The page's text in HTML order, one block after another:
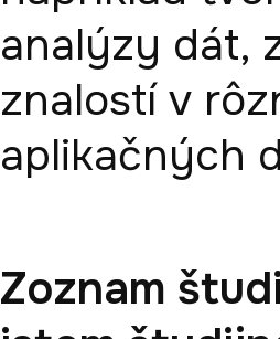
analýzy dát,
znalostí v
Zoznam